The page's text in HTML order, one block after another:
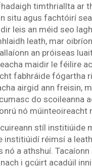
timthriallta ar
situ agus fachtóirí
leis an méid seo
leath, mar
an próiseas
maidir le féilire
fabhráide fógartha
airgid ann freisin,
do scoileanna
nó múinteoireacht
stíl
institiúidí réimsí a
nó a athshuí.
i gcúirt acadúil